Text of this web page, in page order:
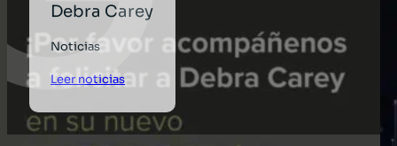
Debra Carey
Noticias
Leer noticias